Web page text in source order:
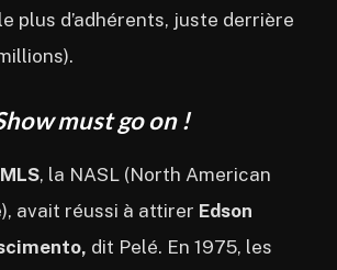
plus d’adhérents, juste derrière
must go on !
MLS, la NASL (North American
avait réussi à attirer Edson
dit Pelé. En 1975, les